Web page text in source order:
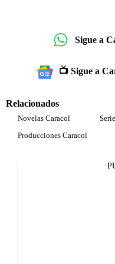
Sigue a
📺 Sigue a
Relacionados
Novelas Caracol
Producciones Caracol